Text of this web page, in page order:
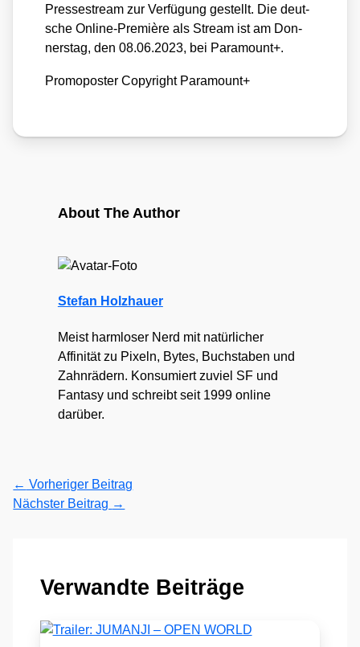
Press­estream zur Ver­fü­gung gestellt. Die deut­
sche Online-Pre­miè­re als Stream ist am Don­
ners­tag, den 08.06.2023, bei Para­mount+.
Pro­mo­pos­ter Copy­right Para­mount+
About The Author
Stefan Holzhauer
Meist harmloser Nerd mit natürlicher
Affinität zu Pixeln, Bytes, Buchstaben und
Zahnrädern. Konsumiert zuviel SF und
Fantasy und schreibt seit 1999 online
darüber.
← Vorheriger Beitrag
Nächster Beitrag →
Verwandte Beiträge